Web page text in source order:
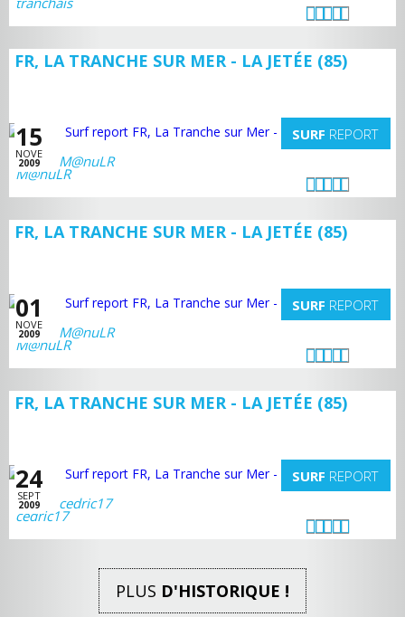
FR, LA TRANCHE SUR MER - LA JETÉE (85)
15
NOVE
2009
SURF REPORT
M@nuLR
FR, LA TRANCHE SUR MER - LA JETÉE (85)
01
NOVE
2009
SURF REPORT
M@nuLR
FR, LA TRANCHE SUR MER - LA JETÉE (85)
24
SEPT
2009
SURF REPORT
cedric17
PLUS D'HISTORIQUE !